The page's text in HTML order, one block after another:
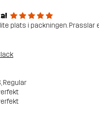
plats i packningen. Prasslar
, Regular